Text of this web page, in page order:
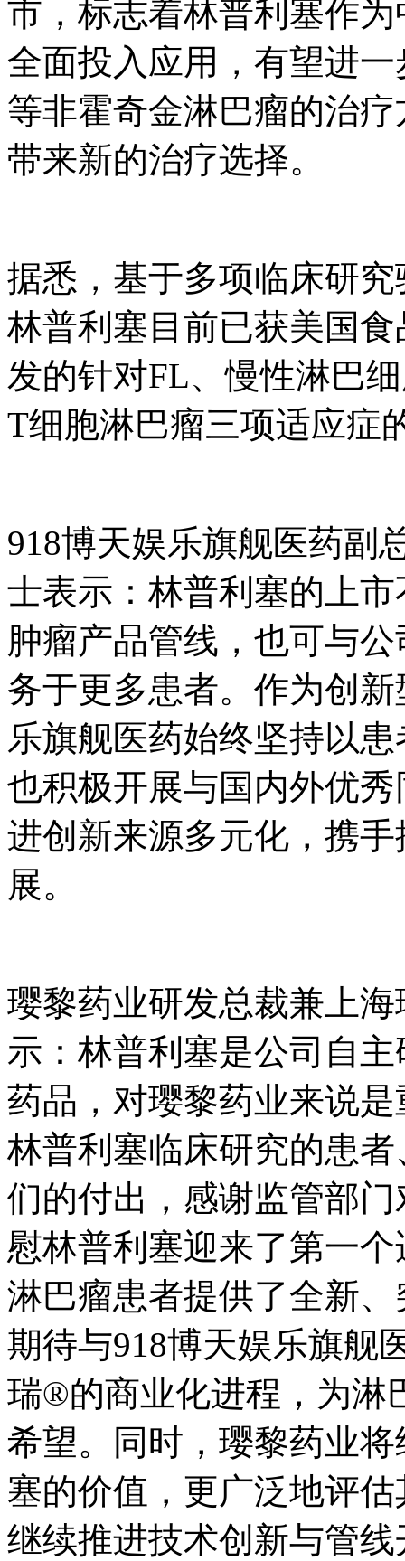
市，标志着林普利塞作
全面投入应用，有望进
等非霍奇金淋巴瘤的治
带来新的治疗选择。
据悉，基于多项临床研
林普利塞目前已获美国
发的针对FL、慢性淋巴
T细胞淋巴瘤三项适应症
918博天娱乐旗舰医药副
士表示：林普利塞的上
肿瘤产品管线，也可与
务于更多患者。作为创
乐旗舰医药始终坚持以
也积极开展与国内外优
进创新来源多元化，携
展。
璎黎药业研发总裁兼上
示：林普利塞是公司自
药品，对璎黎药业来说
林普利塞临床研究的患
们的付出，感谢监管部
慰林普利塞迎来了第一
淋巴瘤患者提供了全新
期待与918博天娱乐旗舰
瑞®的商业化进程，为淋
希望。同时，璎黎药业
塞的价值，更广泛地评
继续推进技术创新与管